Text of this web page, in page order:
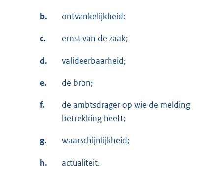
b. ontvankelijkheid:
c. ernst van de zaak;
d. valideerbaarheid;
e. de bron;
f.
de ambtsdrager op wie de melding
betrekking heeft;
g. waarschijnlijkheid;
h. actualiteit.